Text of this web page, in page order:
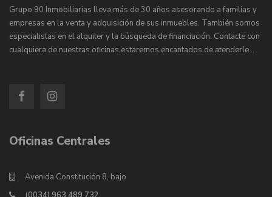
Grupo 90 Inmobiliarias lleva más de 30 años asesorando a familias y
empresas en la venta y adquisición de sus inmuebles. También somos
especialistas en el alquiler y la búsqueda de financiación. Contacte con
cualquiera de nuestras oficinas estaremos encantados de atenderle…
Oficinas Centrales
Avenida Constitución 8, bajo